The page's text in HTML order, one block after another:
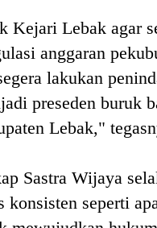
Kejari Lebak agar
anggaran
lakukan
preseden buruk
Lebak,"
Sastra Wijaya
konsisten seperti